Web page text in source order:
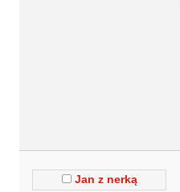
Jan z nerką